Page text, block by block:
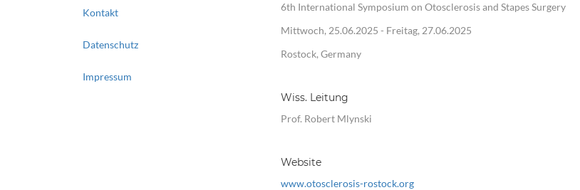
Kontakt
Datenschutz
Impressum
6th International Symposium on Otosclerosis and Stapes Surgery
Mittwoch, 25.06.2025 - Freitag, 27.06.2025
Rostock, Germany
Wiss. Leitung
Prof. Robert Mlynski
Website
www.otosclerosis-rostock.org